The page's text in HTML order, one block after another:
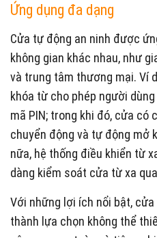
Ứng dụng đa dạng
Cửa tự động an ninh được
không gian khác nhau, như
và trung tâm thương mại. Ví
khóa từ cho phép người
mã PIN; trong khi đó, cửa có
chuyển động và tự động mở
nữa, hệ thống điều khiển từ
dàng kiểm soát cửa từ xa
Với những lợi ích nổi bật,
thành lựa chọn không thể